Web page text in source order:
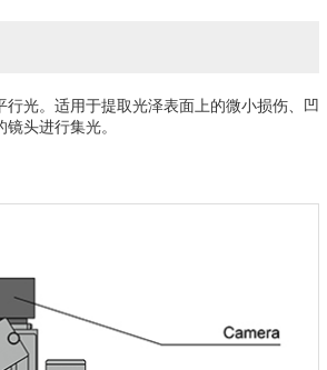
行光。适用于提取光泽表面上的微小损伤、凹
头进行集光。